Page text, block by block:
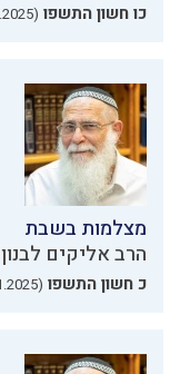
כו חשון התשפו (17.11.2025)
מצלמות בשבת
הרב אליקים לבנון
כ חשון התשפו (11.11.2025)